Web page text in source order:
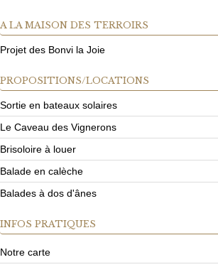
ALA MAISON DES TERROIRS
Projet des Bonvi la Joie
PROPOSITIONS/LOCATIONS
Sortie en bateaux solaires
Le Caveau des Vignerons
Brisoloire à louer
Balade en calèche
Balades à dos d'ânes
INFOS PRATIQUES
Notre carte